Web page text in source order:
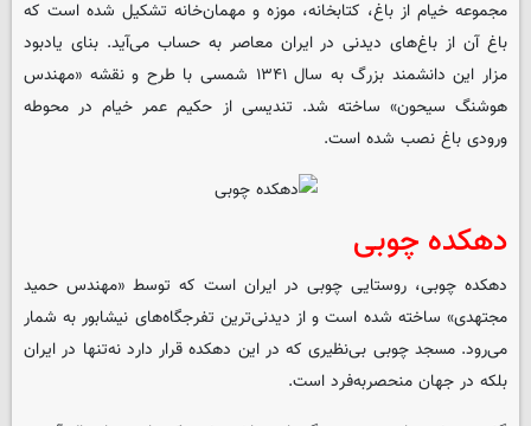
مجموعه خیام از باغ، کتابخانه، موزه و مهمان‌خانه تشکیل شده است که
باغ آن از باغ‌های دیدنی در ایران معاصر به حساب می‌آید. بنای یادبود
مزار این دانشمند بزرگ به سال ۱۳۴۱ شمسی با طرح و نقشه «مهندس
هوشنگ سیحون» ساخته شد. تندیسی از حکیم عمر خیام در محوطه
ورودی باغ نصب شده است.
دهکده چوبی
دهکده چوبی، روستایی چوبی در ایران است که توسط «مهندس حمید
مجتهدی» ساخته شده است و از دیدنی‌ترین تفرجگاه‌های نیشابور به شمار
می‌رود. مسجد چوبی بی‌نظیری که در این دهکده قرار دارد نه‌تنها در ایران
بلکه در جهان منحصربه‌فرد است.